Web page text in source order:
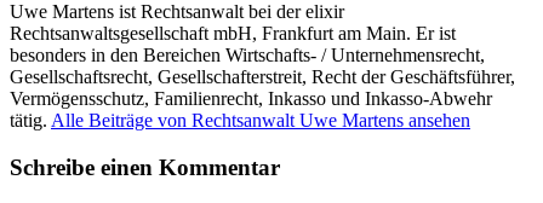
Uwe Martens ist Rechtsanwalt bei der elixir
Rechtsanwaltsgesellschaft mbH, Frankfurt am Main. Er ist
besonders in den Bereichen Wirtschafts- / Unternehmensrecht,
Gesellschaftsrecht, Gesellschafterstreit, Recht der Geschäftsführer,
Vermögensschutz, Familienrecht, Inkasso und Inkasso-Abwehr
tätig. Alle Beiträge von Rechtsanwalt Uwe Martens ansehen
Schreibe einen Kommentar